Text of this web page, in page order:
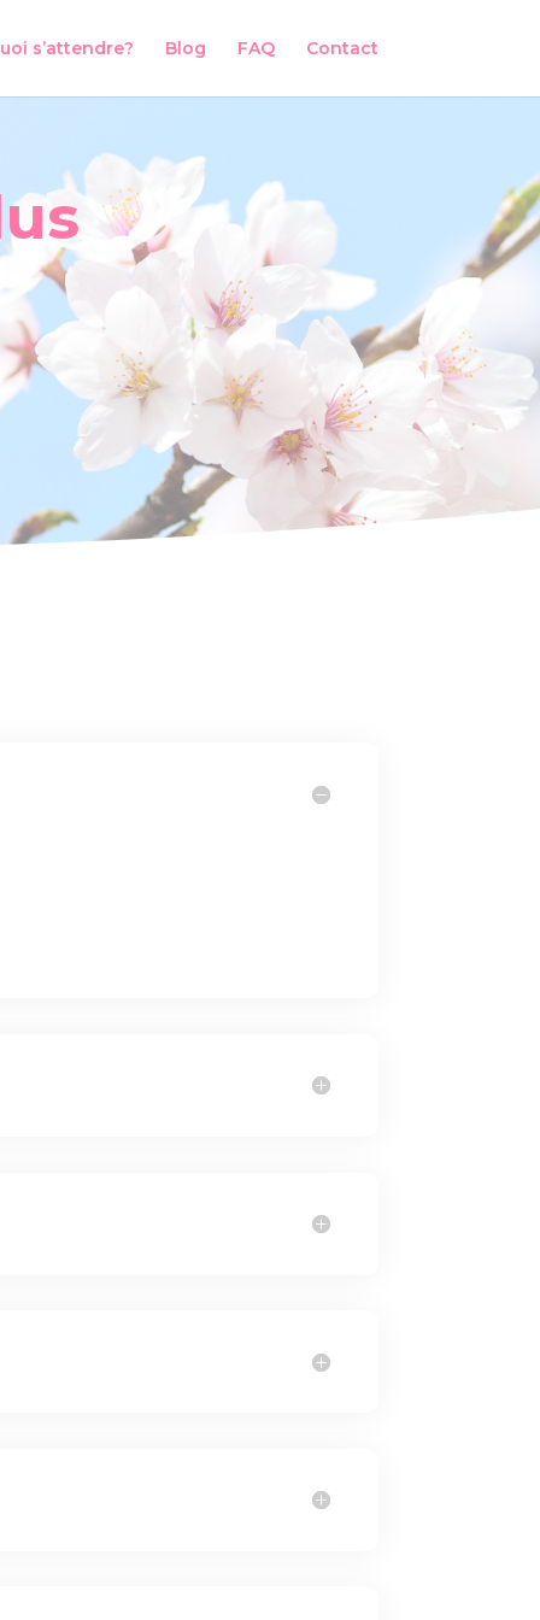
s’attendre? Blog FAQ Contact